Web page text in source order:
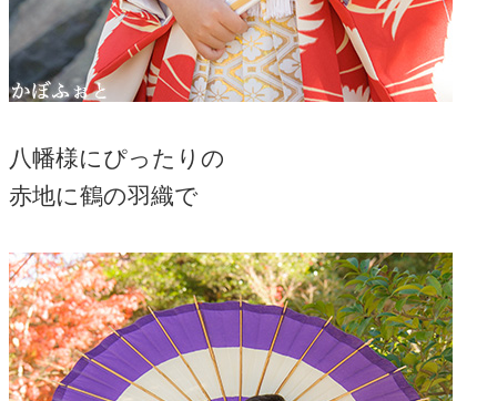
八幡様にぴったりの
赤地に鶴の羽織で